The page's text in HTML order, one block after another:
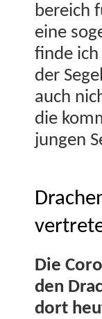
bere­ich
eine
finde
der
auch
die
jun­gen
Die
den
dort